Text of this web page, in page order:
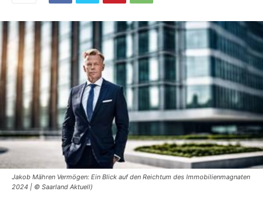
Jakob Mähren Vermögen: Ein Blick auf den Reichtum des Immobilienmagnaten
2024 | © Saarland Aktuell)